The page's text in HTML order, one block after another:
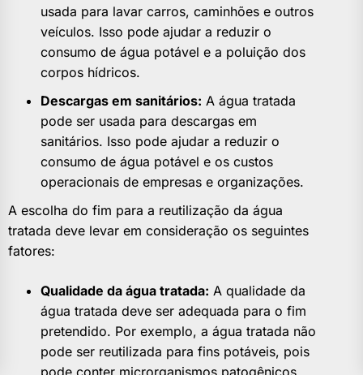
usada para lavar carros, caminhões e outros
veículos. Isso pode ajudar a reduzir o
consumo de água potável e a poluição dos
corpos hídricos.
Descargas em sanitários: A água tratada
pode ser usada para descargas em
sanitários. Isso pode ajudar a reduzir o
consumo de água potável e os custos
operacionais de empresas e organizações.
A escolha do fim para a reutilização da água
tratada deve levar em consideração os seguintes
fatores:
Qualidade da água tratada: A qualidade da
água tratada deve ser adequada para o fim
pretendido. Por exemplo, a água tratada não
pode ser reutilizada para fins potáveis, pois
pode conter microrganismos patogênicos.